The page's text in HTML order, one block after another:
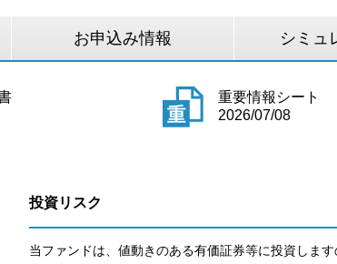
お申込み情報 シミュ
重要情報シート
2026/07/08
投資リスク
当ファンドは、値動きのある有価証券等に投資しま